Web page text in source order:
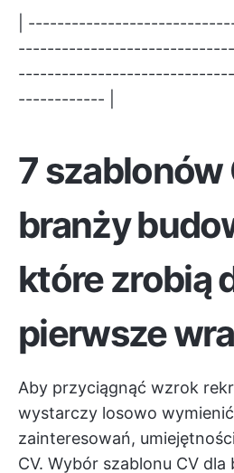
|
------------ |
7 szablonów
branży
które zrobią
pierwsze
Aby przyciągnąć wzrok
wystarczy losowo
zainteresowań,
CV. Wybór szablonu CV